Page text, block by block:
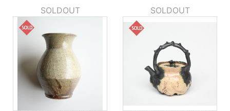
SOLDOUT SOLDOUT